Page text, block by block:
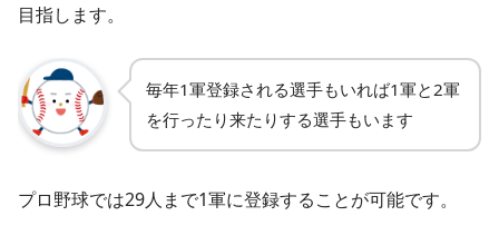
目指します。
毎年1軍登録される選手もいれば1軍と2軍
を行ったり来たりする選手もいます
プロ野球では29人まで1軍に登録することが可能です。